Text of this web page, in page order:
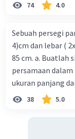
74 4.0
Sebuah persegi
4)cm dan lebar (
85 cm. a. Buatlah
persamaan
ukuran panjang
38 5.0